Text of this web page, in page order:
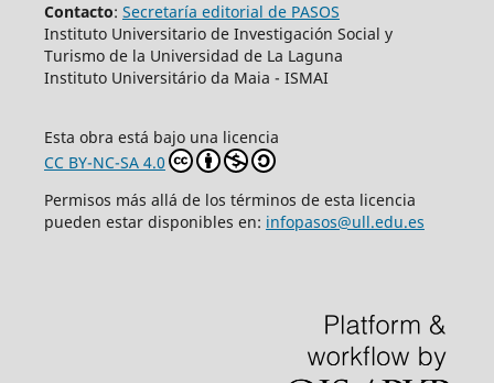
Contacto: Secretaría editorial de PASOS
Instituto Universitario de Investigación Social y
Turismo de la Universidad de La Laguna
Instituto Universitário da Maia - ISMAI
Esta obra está bajo una licencia
CC BY-NC-SA 4.0
Permisos más allá de los términos de esta licencia
pueden estar disponibles en: infopasos@ull.edu.es